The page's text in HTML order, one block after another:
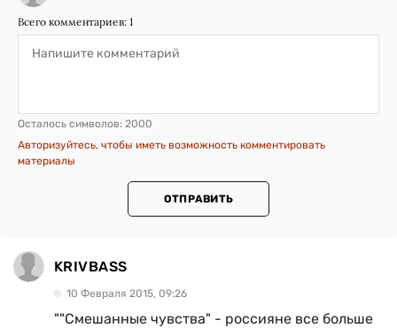
Всего комментариев: 1
Осталось символов: 2000
Авторизуйтесь, чтобы иметь возможность комментировать
материалы
ОТПРАВИТЬ
KRIVBASS
10 Февраля 2015, 09:26
""Смешанные чувства" - россияне все больше